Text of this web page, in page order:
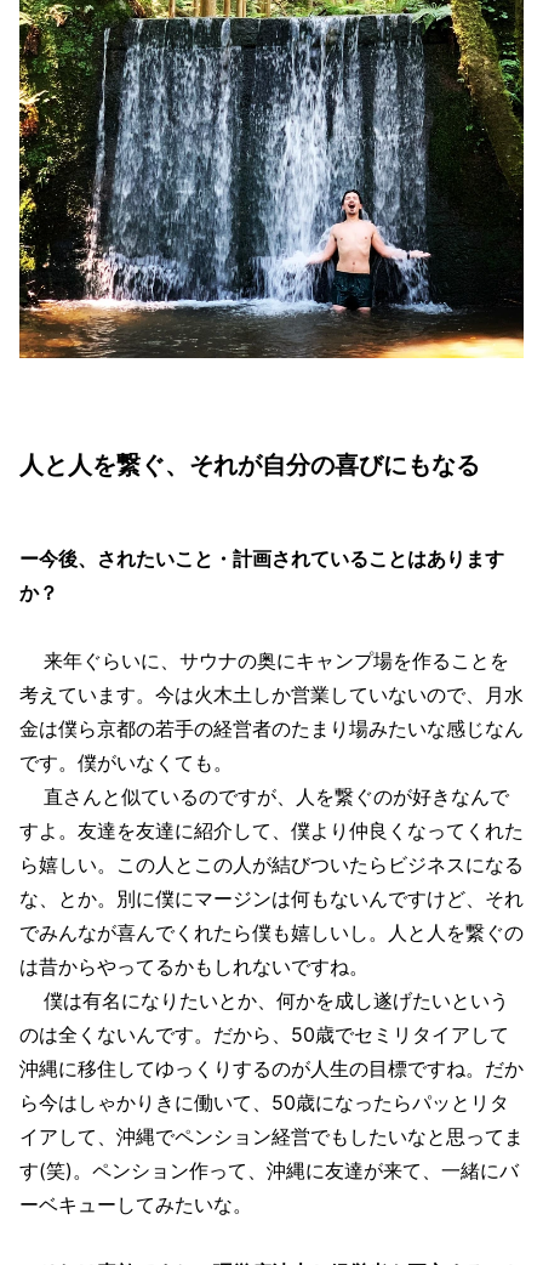
人と人を繋ぐ、それが自分の喜びにもなる
ー今後、されたいこと・計画されていることはあります
か？
来年ぐらいに、サウナの奥にキャンプ場を作ることを
考えています。今は火木土しか営業していないので、月水
金は僕ら京都の若手の経営者のたまり場みたいな感じなん
です。僕がいなくても。
直さんと似ているのですが、人を繋ぐのが好きなんで
すよ。友達を友達に紹介して、僕より仲良くなってくれた
ら嬉しい。この人とこの人が結びついたらビジネスになる
な、とか。別に僕にマージンは何もないんですけど、それ
でみんなが喜んでくれたら僕も嬉しいし。人と人を繋ぐの
は昔からやってるかもしれないですね。
僕は有名になりたいとか、何かを成し遂げたいという
のは全くないんです。だから、50歳でセミリタイアして
沖縄に移住してゆっくりするのが人生の目標ですね。だか
ら今はしゃかりきに働いて、50歳になったらパッとリタ
イアして、沖縄でペンション経営でもしたいなと思ってま
す(笑)。ペンション作って、沖縄に友達が来て、一緒にバ
ーベキューしてみたいな。